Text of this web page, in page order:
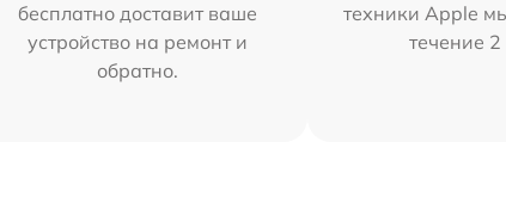
бесплатно доставит ваше
устройство на ремонт и
обратно.
техники Apple
течение 2